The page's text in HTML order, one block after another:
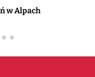
w Alpach